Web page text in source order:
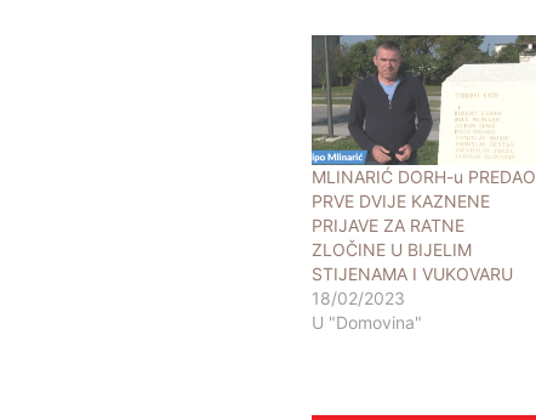
MLINARIĆ DORH-u PREDAO
PRVE DVIJE KAZNENE
PRIJAVE ZA RATNE
ZLOČINE U BIJELIM
STIJENAMA I VUKOVARU
18/02/2023
U "Domovina"